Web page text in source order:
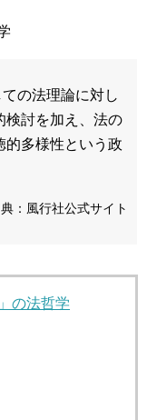
の法理論に対し
検討を加え、法の
的多様性という政
：風行社公式サイト
の法哲学